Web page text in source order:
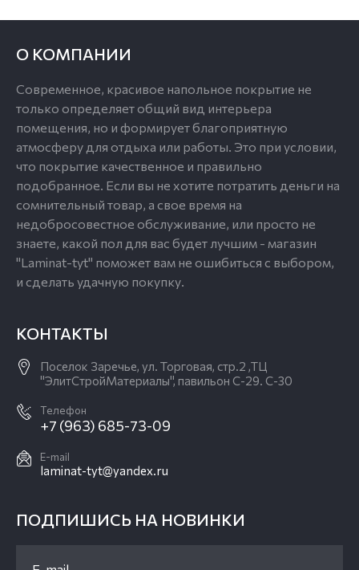
О КОМПАНИИ
Современное, красивое напольное покрытие не
только определяет общий вид интерьера
помещения, но и формирует благоприятную
атмосферу для отдыха или работы. Это при условии,
что покрытие качественное и правильно
подобранное. Если вы не хотите потратить деньги на
сомнительный товар, а свое время на
недобросовестное обслуживание, или просто не
знаете, какой пол для вас будет лучшим - магазин
"Laminat-tyt" поможет вам не ошибиться с выбором,
и сделать удачную покупку.
КОНТАКТЫ
Поселок Заречье, ул. Торговая, стр.2 ,ТЦ
"ЭлитСтройМатериалы", павильон С-29. С-30
Телефон
+7 (963) 685-73-09
E-mail
laminat-tyt@yandex.ru
ПОДПИШИСЬ НА НОВИНКИ